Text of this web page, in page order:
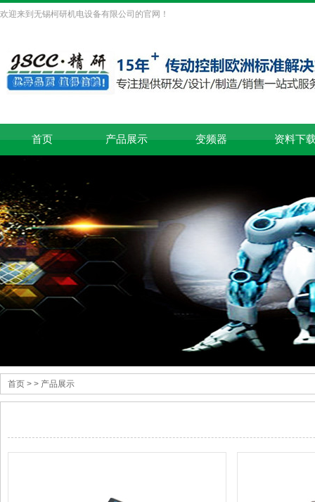
欢迎来到无锡柯研机电设备有限公司的官网！
首页 产品展示 变频器 资料下
首页 > > 产品展示